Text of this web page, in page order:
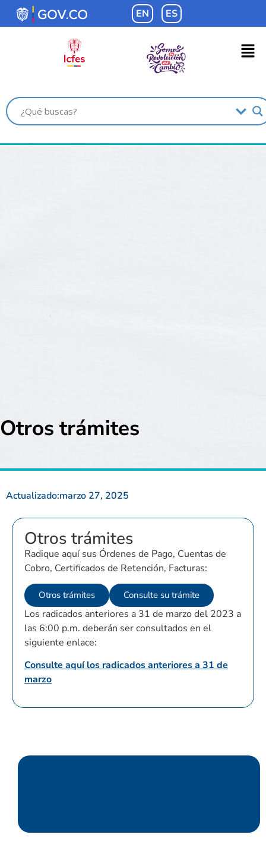
contenido EN ES
Otros trámites
Actualizado:marzo 27, 2025
Otros trámites
Radique aquí sus Órdenes de Pago, Cuentas de
Cobro, Certificados de Retención, Facturas:
Otros trámites Consulte su trámite
Los radicados anteriores a 31 de marzo del 2023 a
las 6:00 p.m. deberán ser consultados en el
siguiente enlace:
Consulte aquí los radicados anteriores a 31 de
marzo